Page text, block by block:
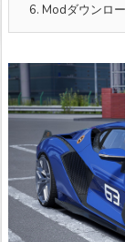
6. Modダウンロ